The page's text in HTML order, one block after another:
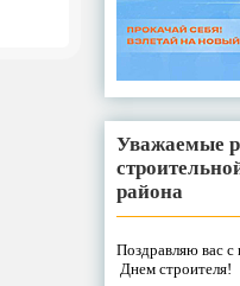
Уважаемые
района
Поздравляю вас
Днем строителя!